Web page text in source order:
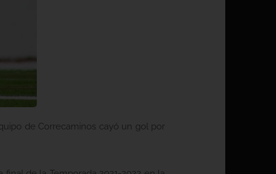
de Correcaminos cayó un gol por